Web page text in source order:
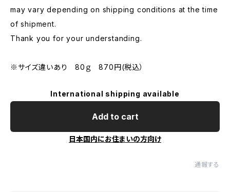
may vary depending on shipping conditions at the time
of shipment.
Thank you for your understanding.
※サイズ違いあり 80ｇ 870円(税込）
International shipping available
Add to cart
日本国内にお住まいの方向け
通報する